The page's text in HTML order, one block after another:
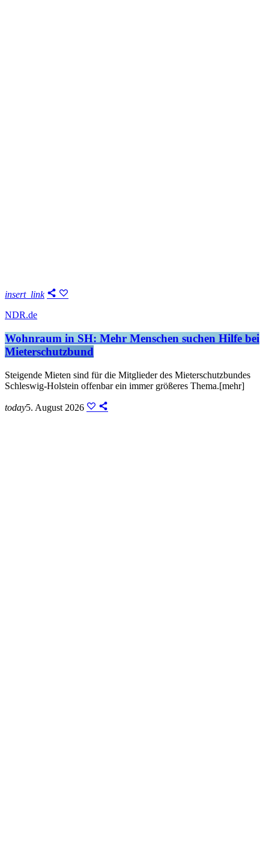
insert_link
NDR.de
Wohnraum in SH: Mehr Menschen suchen Hilfe bei
Mieterschutzbund
Steigende Mieten sind für die Mitglieder des Mieterschutzbundes
Schleswig-Holstein offenbar ein immer größeres Thema.[mehr]
today5. August 2026